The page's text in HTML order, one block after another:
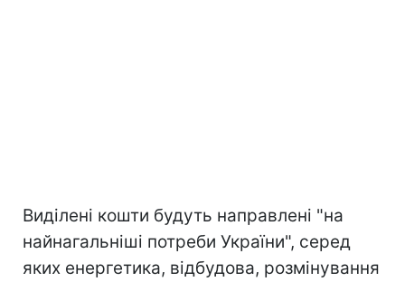
Виділені кошти будуть направлені "на
найнагальніші потреби України", серед
яких енергетика, відбудова, розмінування